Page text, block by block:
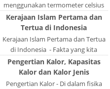
menggunakan termometer celsius
akan bernilai 45. Berapa nilai yang
ditunjukkan oleh termometer
Reamur, ...
Kerajaan Islam Pertama dan
Tertua di Indonesia
Kerajaan Islam Pertama dan Tertua
di Indonesia - Fakta yang kita
ketahui selama ini bahwa kerajaan
Samudera Pasai merupakan
kerajaan ...
Pengertian Kalor, Kapasitas
Kalor dan Kalor Jenis
Pengertian Kalor - Di dalam fisika